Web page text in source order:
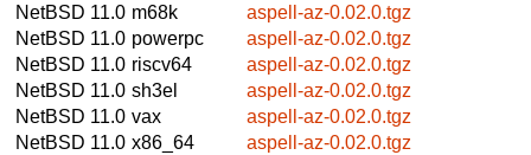
NetBSD 11.0 m68k
aspell-az-0.02.0.tgz
NetBSD 11.0 powerpc
aspell-az-0.02.0.tgz
NetBSD 11.0 riscv64
aspell-az-0.02.0.tgz
NetBSD 11.0 sh3el
aspell-az-0.02.0.tgz
NetBSD 11.0 vax
aspell-az-0.02.0.tgz
NetBSD 11.0 x86_64
aspell-az-0.02.0.tgz